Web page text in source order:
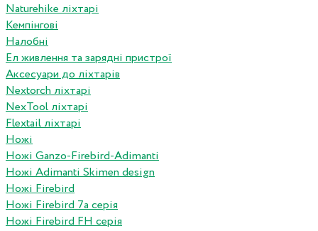
Naturehike ліхтарі
Кемпінгові
Налобні
Ел живлення та зарядні пристрої
Аксесуари до ліхтарів
Nextorch ліхтарі
NexTool ліхтарі
Flextail ліхтарі
Ножі
Ножі Ganzo-Firebird-Adimanti
Ножі Adimanti Skimen design
Ножі Firebird
Ножі Firebird 7а серія
Ножі Firebird FH серія